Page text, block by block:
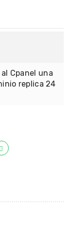
Cpanel una
replica 24